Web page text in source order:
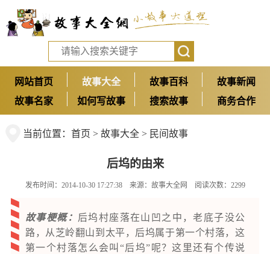
网站首页 故事大全 故事百科
故事新闻
故事名家
如何写故事 搜索故事 商务合作
当前位置： 首页 > 故事大全> 民间故事
后坞的由来
发布时间：2014-10-30 17:27:38 来源： 故事大全网 阅读次数：2299
故事梗概： 后坞村座落在山凹之中，老底子没公
路，从芝岭翻山到太平，后坞属于第一个村落，这
第一个村落怎么会叫“后坞”呢？这里还有个传说